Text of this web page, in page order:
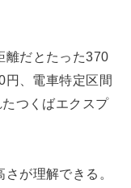
離だとたった370
円、電車特定区間
つくばエクスプ
が理解できる。